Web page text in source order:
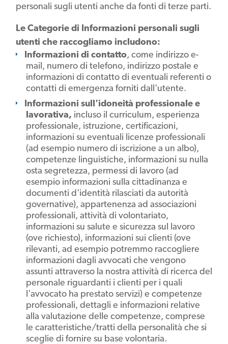
personali sugli utenti anche da fonti di terze parti.
Le Categorie di Informazioni personali sugli
utenti che raccogliamo includono:
Informazioni di contatto, come indirizzo e-
mail, numero di telefono, indirizzo postale e
informazioni di contatto di eventuali referenti o
contatti di emergenza forniti dall'utente.
Informazioni sull'idoneità professionale e
lavorativa, incluso il curriculum, esperienza
professionale, istruzione, certificazioni,
informazioni su eventuali licenze professionali
(ad esempio numero di iscrizione a un albo),
competenze linguistiche, informazioni su nulla
osta segretezza, permessi di lavoro (ad
esempio informazioni sulla cittadinanza e
documenti d'identità rilasciati da autorità
governative), appartenenza ad associazioni
professionali, attività di volontariato,
informazioni su salute e sicurezza sul lavoro
(ove richiesto), informazioni sui clienti (ove
rilevanti, ad esempio potremmo raccogliere
informazioni dagli avvocati che vengono
assunti attraverso la nostra attività di ricerca del
personale riguardanti i clienti per i quali
l'avvocato ha prestato servizi) e competenze
professionali, dettagli e informazioni relative
alla valutazione delle competenze, comprese
le caratteristiche/tratti della personalità che si
sceglie di fornire su base volontaria.